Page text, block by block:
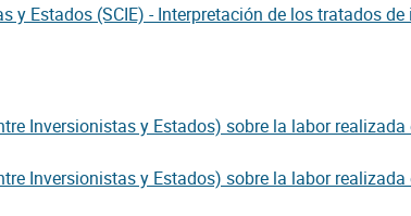
Estados (SCIE) - Interpretación de los tratados
Inversionistas y Estados) sobre la labor
Inversionistas y Estados) sobre la labor